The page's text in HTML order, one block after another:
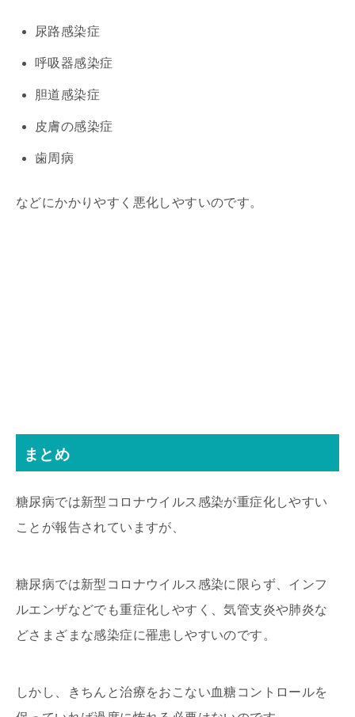
尿路感染症
呼吸器感染症
胆道感染症
皮膚の感染症
歯周病
などにかかりやすく悪化しやすいのです。
まとめ
糖尿病では新型コロナウイルス感染が重症化しやすい
ことが報告されていますが、
糖尿病では新型コロナウイルス感染に限らず、インフ
ルエンザなどでも重症化しやすく、気管支炎や肺炎な
どさまざまな感染症に罹患しやすいのです。
しかし、きちんと治療をおこない血糖コントロールを